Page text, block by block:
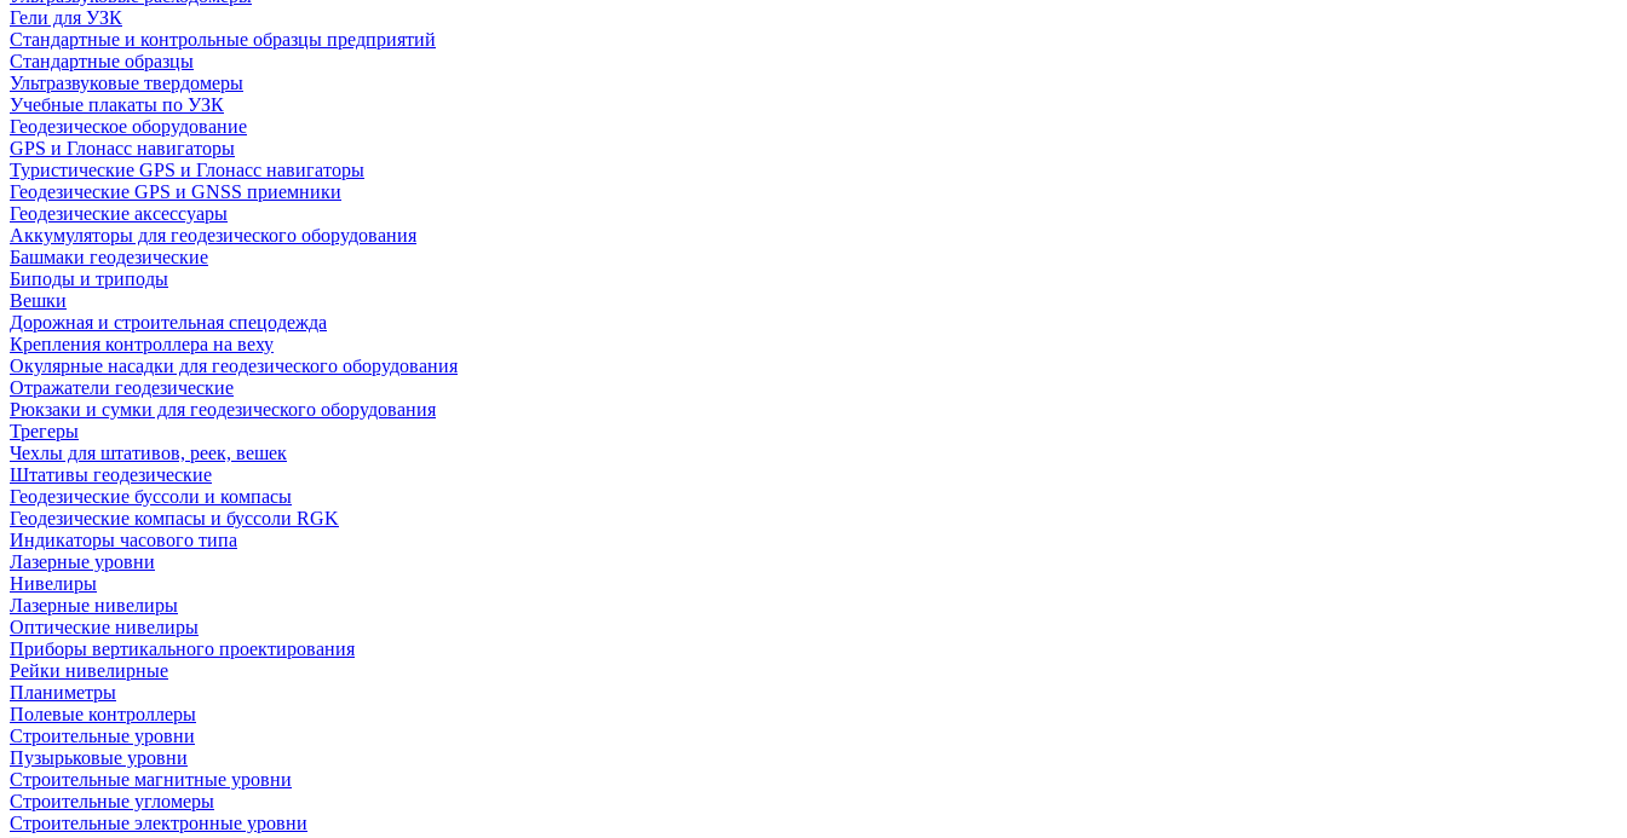
Гели для УЗК
Стандартные и контрольные образцы предприятий
Стандартные образцы
Ультразвуковые твердомеры
Учебные плакаты по УЗК
Геодезическое оборудование
GPS и Глонасс навигаторы
Туристические GPS и Глонасс навигаторы
Геодезические GPS и GNSS приемники
Геодезические аксессуары
Аккумуляторы для геодезического оборудования
Башмаки геодезические
Биподы и триподы
Вешки
Дорожная и строительная спецодежда
Крепления контроллера на веху
Окулярные насадки для геодезического оборудования
Отражатели геодезические
Рюкзаки и сумки для геодезического оборудования
Трегеры
Чехлы для штативов, реек, вешек
Штативы геодезические
Геодезические буссоли и компасы
Геодезические компасы и буссоли RGK
Индикаторы часового типа
Лазерные уровни
Нивелиры
Лазерные нивелиры
Оптические нивелиры
Приборы вертикального проектирования
Рейки нивелирные
Планиметры
Полевые контроллеры
Строительные уровни
Пузырьковые уровни
Строительные магнитные уровни
Строительные угломеры
Строительные электронные уровни